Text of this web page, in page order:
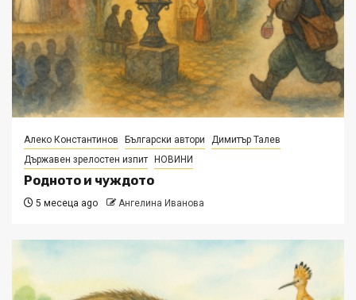
Алеко Константинов Български автори
Димитър Талев
Държавен зрелостен изпит
НОВИНИ
Родното и чуждото
5 месеца ago Ангелина Иванова